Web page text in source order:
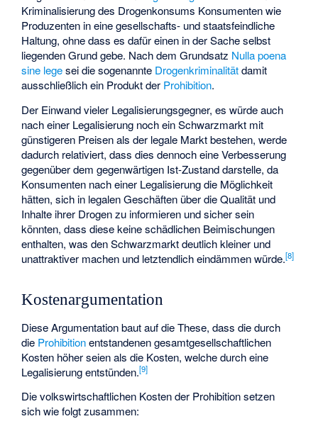
Kriminalisierung des Drogenkonsums Konsumenten wie
Produzenten in eine gesellschafts- und staatsfeindliche
Haltung, ohne dass es dafür einen in der Sache selbst
liegenden Grund gebe. Nach dem Grundsatz Nulla poena
sine legesei die sogenannte Drogenkriminalitätdamit
ausschließlich ein Produkt der Prohibition.
Der Einwand vieler Legalisierungsgegner, es würde auch
nach einer Legalisierung noch ein Schwarzmarkt mit
günstigeren Preisen als der legale Markt bestehen, werde
dadurch relativiert, dass dies dennoch eine Verbesserung
gegenüber dem gegenwärtigen Ist-Zustand darstelle, da
Konsumenten nach einer Legalisierung die Möglichkeit
hätten, sich in legalen Geschäften über die Qualität und
Inhalte ihrer Drogen zu informieren und sicher sein
könnten, dass diese keine schädlichen Beimischungen
enthalten, was den Schwarzmarkt deutlich kleiner und
unattraktiver machen und letztendlich eindämmen würde.[8]
Kostenargumentation
Diese Argumentation baut auf die These, dass die durch
die Prohibitionentstandenen gesamtgesellschaftlichen
Kosten höher seien als die Kosten, welche durch eine
Legalisierung entstünden.[9]
Die volkswirtschaftlichen Kosten der Prohibition setzen
sich wie folgt zusammen: